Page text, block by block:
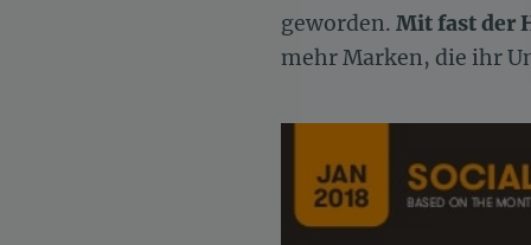
geworden. Mit fast der
mehr Marken, die ihr